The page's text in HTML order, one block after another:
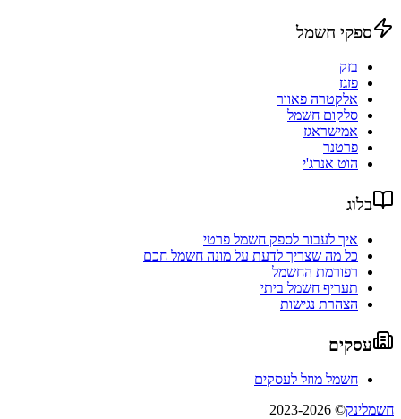
ספקי חשמל
בזק
פזגז
אלקטרה פאוור
סלקום חשמל
אמישראגז
פרטנר
הוט אנרג'י
בלוג
איך לעבור לספק חשמל פרטי
כל מה שצריך לדעת על מונה חשמל חכם
רפורמת החשמל
תעריף חשמל ביתי
הצהרת נגישות
עסקים
חשמל מוזל לעסקים
חשמלינק© 2023-2026